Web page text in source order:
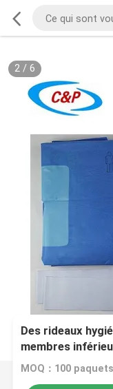
2/ 6
Des rideaux
membres
MOQ：100 paquets